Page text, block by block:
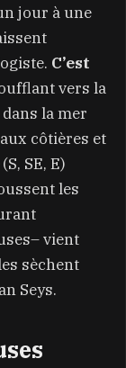
jour à une
C’est
vers la
la mer
côtières et
(S, SE, E)
les
vient
sèchent
Seys.